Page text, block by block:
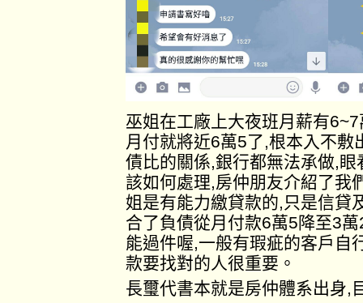
巫姐在工廠上大夜班月薪有
月付就將近6萬5了,根本入不
債比的關係,銀行都無法承做,
該如何處理,房仲朋友介紹了我
姐是有能力繳貸款的,只是信貸
合了負債從月付款6萬5降至3
能過件喔,一般有瑕疵的客戶自
款要找對的人很重要。
長璽代書本就是房仲體系出身,